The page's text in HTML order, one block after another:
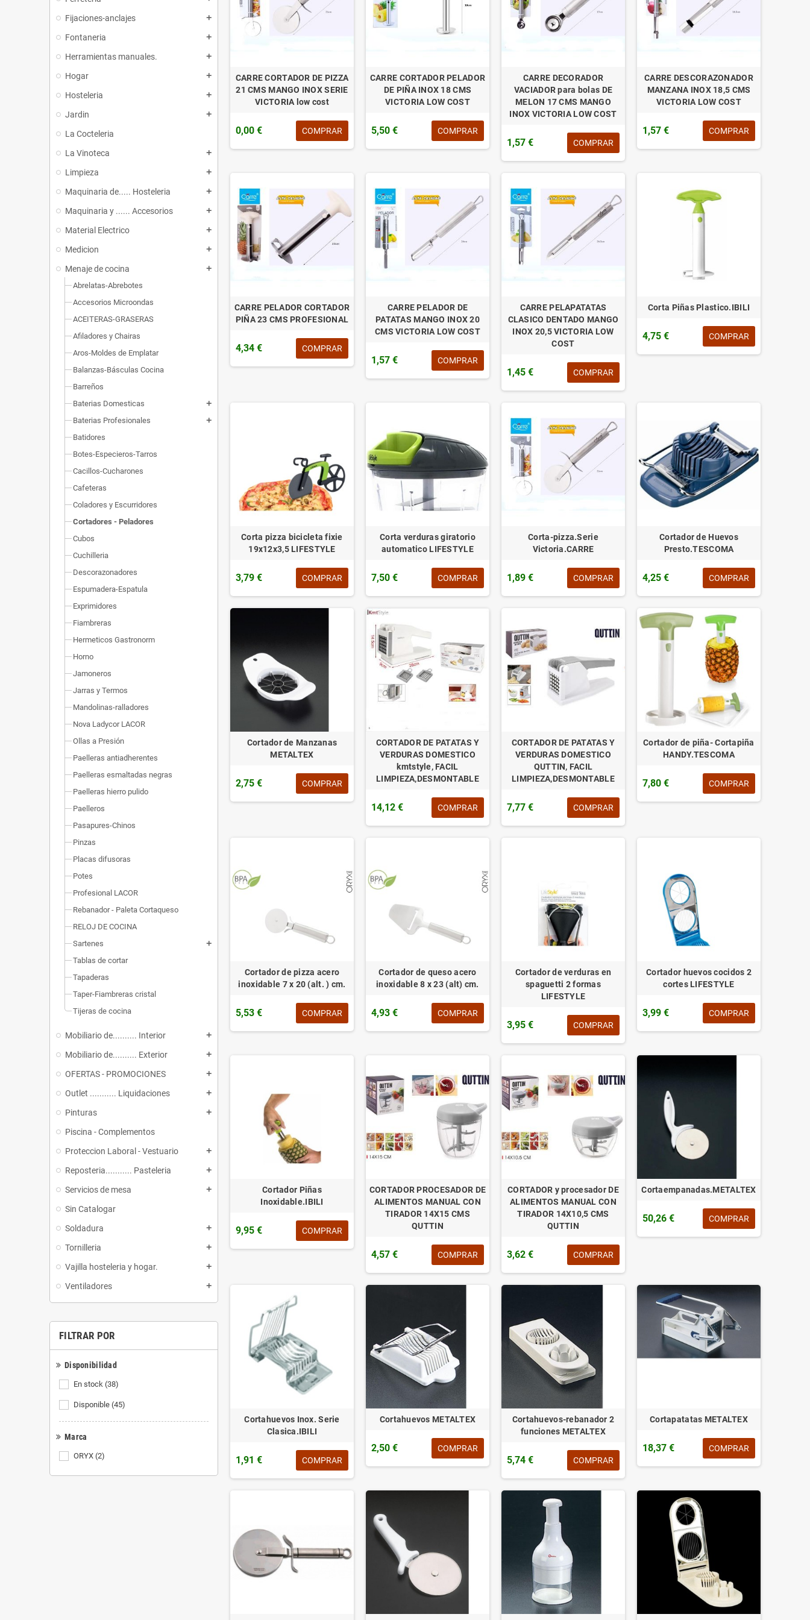
Fijaciones-anclajes add
Fontaneria add
Herramientas manuales. add
Hogar add
Hosteleria add
Jardin add
La Cocteleria
La Vinoteca
add
Limpieza add
Maquinaria de..... Hosteleria add
Maquinaria y ...... Accesorios add
Material Electrico add
Medicion add
Menaje de cocina add
Abrelatas-Abrebotes
Accesorios Microondas
ACEITERAS-GRASERAS
Afiladores y Chairas
Aros-Moldes de Emplatar
Balanzas-Básculas Cocina
Barreños
Baterias Domesticas
add
Baterias Profesionales add
Batidores
Botes-Especieros-Tarros
Cacillos-Cucharones
Cafeteras
Coladores y Escurridores
Cortadores - Peladores
Cubos
Cuchilleria
Descorazonadores
Espumadera-Espatula
Exprimidores
Fiambreras
Hermeticos Gastronorm
Horno
Jamoneros
Jarras y Termos
Mandolinas-ralladores
Nova Ladycor LACOR
Ollas a Presión
Paelleras antiadherentes
Paelleras esmaltadas negras
Paelleras hierro pulido
Paelleros
Pasapures-Chinos
Pinzas
Placas difusoras
Potes
Profesional LACOR
Rebanador - Paleta Cortaqueso
RELOJ DE COCINA
Sartenes
add
Tablas de cortar
Tapaderas
Taper-Fiambreras cristal
Tijeras de cocina
Mobiliario de.......... Interior add
Mobiliario de.......... Exterior add
OFERTAS - PROMOCIONES add
Outlet ........... Liquidaciones add
Pinturas add
Piscina - Complementos
Proteccion Laboral - Vestuario
add
Reposteria........... Pasteleria add
Servicios de mesa add
Sin Catalogar
Soldadura
add
Tornilleria add
Vajilla hosteleria y hogar. add
Ventiladores add
FILTRAR POR
Disponibilidad
En stock (38)
Disponible (45)
Marca
ORYX (2)
CARRE CORTADOR DE PIZZA
21 CMS MANGO INOX SERIE
VICTORIA low cost
0,00 € COMPRAR
CARRE CORTADOR PELADOR
DE PIÑA INOX 18 CMS
VICTORIA LOW COST
5,50 € COMPRAR
CARRE DECORADOR
VACIADOR para bolas DE
MELON 17 CMS MANGO
INOX VICTORIA LOW COST
1,57 € COMPRAR
CARRE DESCORAZONADOR
MANZANA INOX 18,5 CMS
VICTORIA LOW COST
1,57 € COMPRAR
CARRE PELADOR CORTADOR
PIÑA 23 CMS PROFESIONAL
4,34 € COMPRAR
CARRE PELADOR DE
PATATAS MANGO INOX 20
CMS VICTORIA LOW COST
1,57 € COMPRAR
CARRE PELAPATATAS
CLASICO DENTADO MANGO
INOX 20,5 VICTORIA LOW
COST
1,45 € COMPRAR
Corta Piñas Plastico.IBILI
4,75 € COMPRAR
Corta pizza bicicleta fixie
19x12x3,5 LIFESTYLE
3,79 € COMPRAR
Corta verduras giratorio
automatico LIFESTYLE
7,50 € COMPRAR
Corta-pizza.Serie
Victoria.CARRE
1,89 € COMPRAR
Cortador de Huevos
Presto.TESCOMA
4,25 € COMPRAR
Cortador de Manzanas
METALTEX
2,75 € COMPRAR
CORTADOR DE PATATAS Y
VERDURAS DOMESTICO
kmtstyle, FACIL
LIMPIEZA,DESMONTABLE
14,12 € COMPRAR
CORTADOR DE PATATAS Y
VERDURAS DOMESTICO
QUTTIN, FACIL
LIMPIEZA,DESMONTABLE
7,77 € COMPRAR
Cortador de piña- Cortapiña
HANDY.TESCOMA
7,80 € COMPRAR
Cortador de pizza acero
inoxidable 7 x 20 (alt. ) cm.
5,53 € COMPRAR
Cortador de queso acero
inoxidable 8 x 23 (alt) cm.
4,93 € COMPRAR
Cortador de verduras en
spaguetti 2 formas
LIFESTYLE
3,95 € COMPRAR
Cortador huevos cocidos 2
cortes LIFESTYLE
3,99 € COMPRAR
Cortador Piñas
Inoxidable.IBILI
9,95 € COMPRAR
CORTADOR PROCESADOR DE
ALIMENTOS MANUAL CON
TIRADOR 14X15 CMS
QUTTIN
4,57 € COMPRAR
CORTADOR y procesador DE
ALIMENTOS MANUAL CON
TIRADOR 14X10,5 CMS
QUTTIN
3,62 € COMPRAR
Cortaempanadas.METALTEX
50,26 € COMPRAR
Cortahuevos Inox. Serie
Clasica.IBILI
1,91 € COMPRAR
Cortahuevos METALTEX
2,50 € COMPRAR
Cortahuevos-rebanador 2
funciones METALTEX
5,74 € COMPRAR
Cortapatatas METALTEX
18,37 € COMPRAR